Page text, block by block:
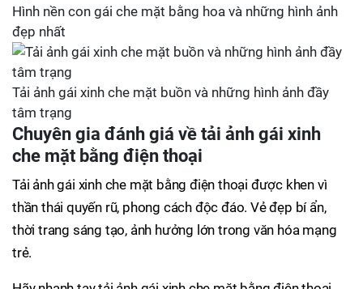
Hình nền con gái che mặt bằng hoa và những hình ảnh
đẹp nhất
Tải ảnh gái xinh che mặt buồn và những hình ảnh đầy
tâm trạng
Chuyên gia đánh giá về tải ảnh gái xinh
che mặt bằng điện thoại
Tải ảnh gái xinh che mặt bằng điện thoại được khen vì
thần thái quyến rũ, phong cách độc đáo. Vẻ đẹp bí ẩn,
thời trang sáng tạo, ảnh hưởng lớn trong văn hóa mạng
trẻ.